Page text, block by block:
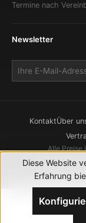
Termine nach
Newsletter
KontaktÜber
Alle Preise
© 2026
Diese Website
Erfahrung